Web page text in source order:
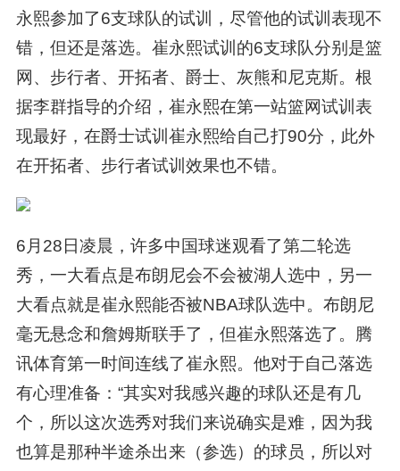
永熙参加了6支球队的试训，尽管他的试训表现不
错，但还是落选。崔永熙试训的6支球队分别是篮
网、步行者、开拓者、爵士、灰熊和尼克斯。根
据李群指导的介绍，崔永熙在第一站篮网试训表
现最好，在爵士试训崔永熙给自己打90分，此外
在开拓者、步行者试训效果也不错。
6月28日凌晨，许多中国球迷观看了第二轮选
秀，一大看点是布朗尼会不会被湖人选中，另一
大看点就是崔永熙能否被NBA球队选中。布朗尼
毫无悬念和詹姆斯联手了，但崔永熙落选了。腾
讯体育第一时间连线了崔永熙。他对于自己落选
有心理准备：“其实对我感兴趣的球队还是有几
个，所以这次选秀对我们来说确实是难，因为我
也算是那种半途杀出来（参选）的球员，所以对